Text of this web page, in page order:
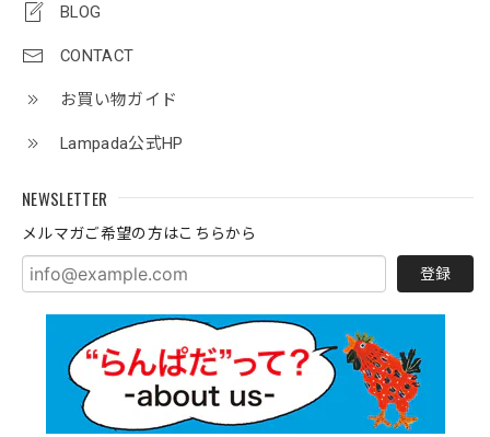
BLOG
CONTACT
お買い物ガイド
Lampada公式HP
NEWSLETTER
メルマガご希望の方はこちらから
登録